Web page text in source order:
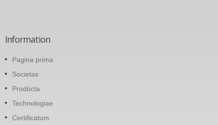
Information
Pagina prima
Societas
Prodūcta
Technologiae
Certificatum